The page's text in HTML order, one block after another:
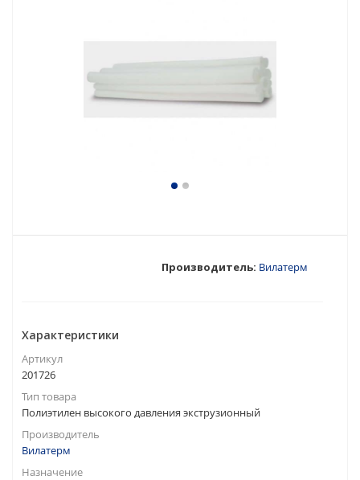
Производитель: Вилатерм
Характеристики
Артикул
201726
Тип товара
Полиэтилен высокого давления экструзионный
Производитель
Вилатерм
Назначение